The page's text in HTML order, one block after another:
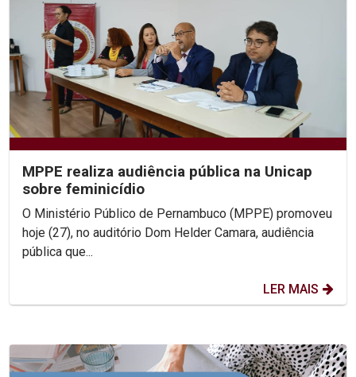
MPPE realiza audiência pública na Unicap
sobre feminicídio
O Ministério Público de Pernambuco (MPPE) promoveu
hoje (27), no auditório Dom Helder Camara, audiência
pública que...
LER MAIS